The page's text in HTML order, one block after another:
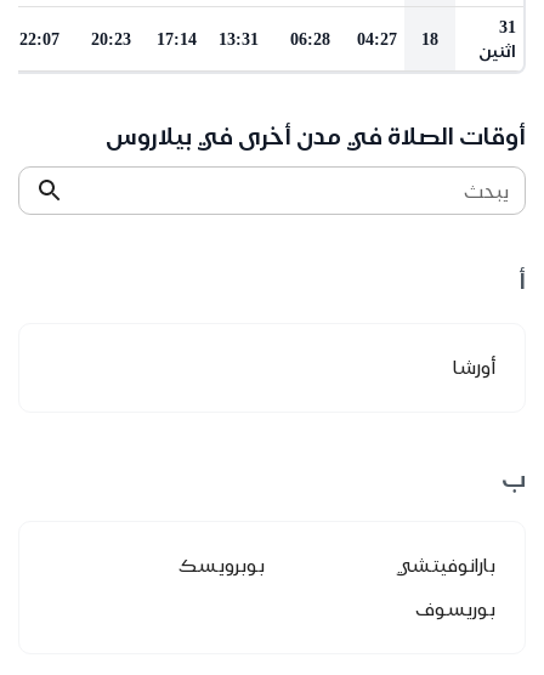
31
اثنين
18
04:27
06:28
13:31
17:14
20:23
22:07
أوقات الصلاة في مدن أخرى في بيلاروس
يبحث
أ
أورشا
ب
بارانوفيتشي
بوبرويسك
بوريسوف